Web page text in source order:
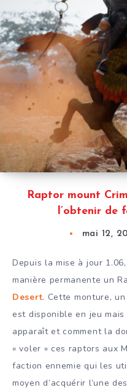
Raptor mount
l’obtenir de
mai 12,
Depuis la mise à jour
manière permanente un
Desert. Cette monture,
est disponible en jeu
apparaît et comment la
« voler » ces raptors aux
faction ennemie qui les
moyen d’acquérir l’une